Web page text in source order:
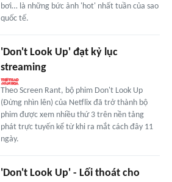
bơi… là những bức ảnh 'hot' nhất tuần của sao
quốc tế.
'Don't Look Up' đạt kỷ lục
streaming
Theo Screen Rant, bộ phim Don't Look Up
(Đừng nhìn lên) của Netflix đã trở thành bộ
phim được xem nhiều thứ 3 trên nền tảng
phát trực tuyến kể từ khi ra mắt cách đây 11
ngày.
'Don't Look Up' - Lối thoát cho